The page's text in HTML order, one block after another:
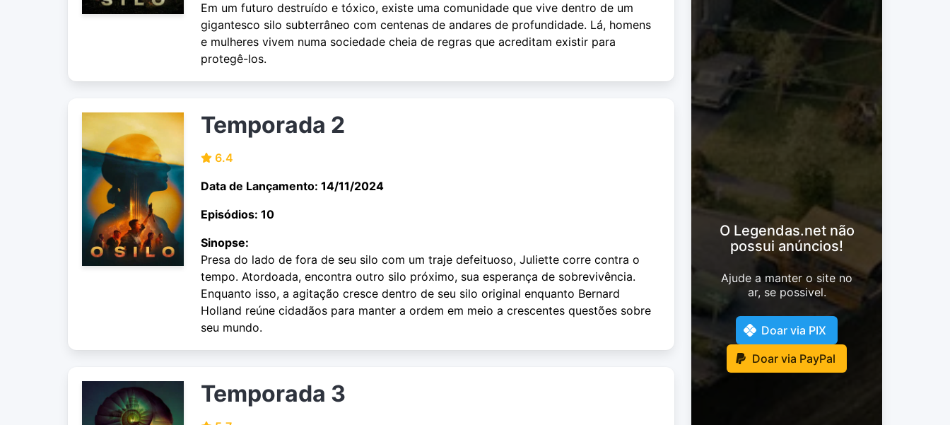
Em um futuro destruído e tóxico, existe uma comunidade que vive dentro de um
gigantesco silo subterrâneo com centenas de andares de profundidade. Lá, homens
e mulheres vivem numa sociedade cheia de regras que acreditam existir para
protegê-los.
Temporada 2
6.4
Data de Lançamento: 14/11/2024
Episódios: 10
Sinopse:
Presa do lado de fora de seu silo com um traje defeituoso, Juliette corre contra o
tempo. Atordoada, encontra outro silo próximo, sua esperança de sobrevivência.
Enquanto isso, a agitação cresce dentro de seu silo original enquanto Bernard
Holland reúne cidadãos para manter a ordem em meio a crescentes questões sobre
seu mundo.
Temporada 3
O Legendas.net não
possui anúncios!
Ajude a manter o site no
ar, se possivel.
Doar via PIX
Doar via PayPal